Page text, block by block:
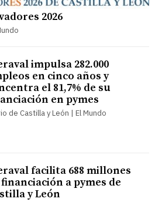
2026
impulsa 282.000
en cinco años y
el 81,7% de su
en pymes
de Castilla y León | El Mundo
facilita 688 millones
a pymes de
y León